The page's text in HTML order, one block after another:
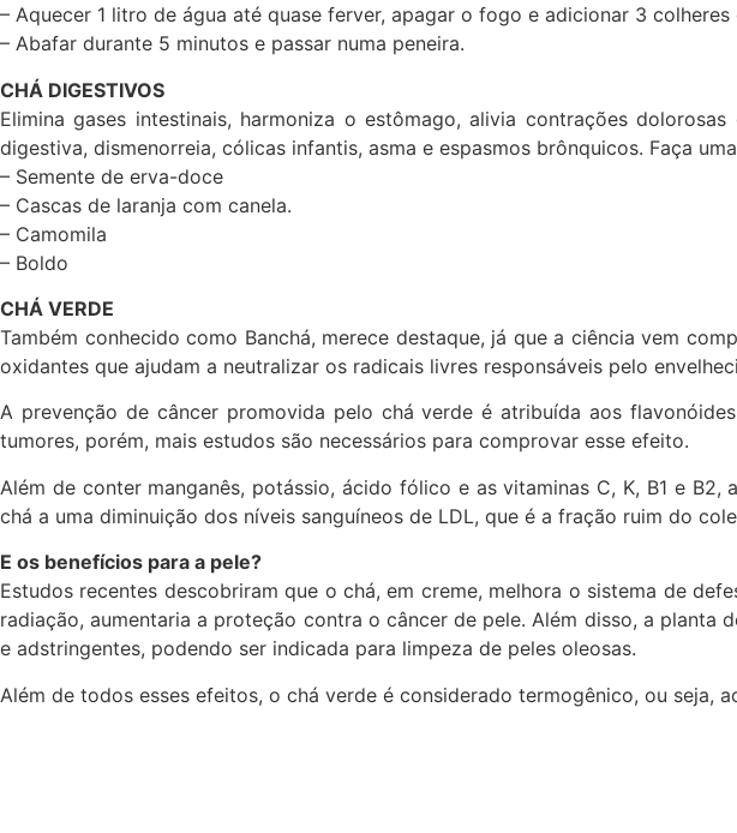
– Aquecer 1 litro de água até quase ferver, apagar o fogo e adicionar 3
– Abafar durante 5 minutos e passar numa peneira.
CHÁ DIGESTIVOS
Elimina gases intestinais, harmoniza o estômago, alivia contrações
digestiva, dismenorreia, cólicas infantis, asma e espasmos brônquicos. Faça
– Semente de erva-doce
– Cascas de laranja com canela.
– Camomila
– Boldo
CHÁ VERDE
Também conhecido como Banchá, merece destaque, já que a ciência vem
oxidantes que ajudam a neutralizar os radicais livres responsáveis pelo
A prevenção de câncer promovida pelo chá verde é atribuída aos
tumores, porém, mais estudos são necessários para comprovar esse efeito.
Além de conter manganês, potássio, ácido fólico e as vitaminas C, K, B1 e
chá a uma diminuição dos níveis sanguíneos de LDL, que é a fração ruim do
E os benefícios para a pele?
Estudos recentes descobriram que o chá, em creme, melhora o sistema de
radiação, aumentaria a proteção contra o câncer de pele. Além disso, a
e adstringentes, podendo ser indicada para limpeza de peles oleosas.
Além de todos esses efeitos, o chá verde é considerado termogênico, ou seja,